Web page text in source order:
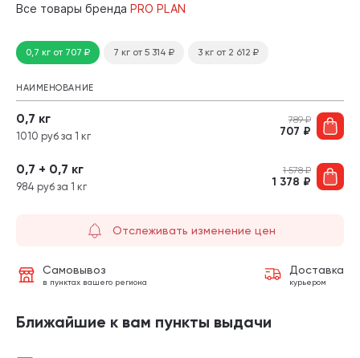
Все товары бренда PRO PLAN
0,7 кг от 707₽ 7 кг от 5 314 ₽ 3 кг от 2 612 ₽
НАИМЕНОВАНИЕ
0,7 кг
1010 руб за 1 кг
789₽
707 ₽
0,7 + 0,7 кг
984 руб за 1 кг
1 578₽
1 378 ₽
Отслеживать изменение цен
Самовывоз
в пунктах вашего региона
Доставка
курьером
Ближайшие к вам пункты выдачи